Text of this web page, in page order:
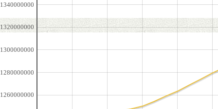
1260000000
1280000000
1300000000
1320000000
1340000000